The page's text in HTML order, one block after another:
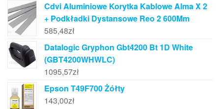
Cdvi Aluminiowe Korytka Kablowe Alma X 2
+ Podkładki Dystansowe Reo 2 600Mm
585,48zł
Datalogic Gryphon Gbt4200 Bt 1D White
(GBT4200WHWLC)
1095,57zł
Epson T49F700 Żółty
143,00zł